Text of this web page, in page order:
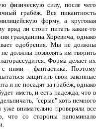
физическую силу, после чего
грабёж. Вся пикантность
форму, а круговая
вряд ли стоит питать какие-то
гражданина Хоревича, однако
одобрения. Мы не должны
должны позволять им творить
Форма делает их
с ними - фантастика. Поэтому
защитить свои законные
и не посадят за грабёж, однако
иметь, и есть надежда, что в
"серые" хоть немного
внимательно проверяли все
что со стороны напоминало